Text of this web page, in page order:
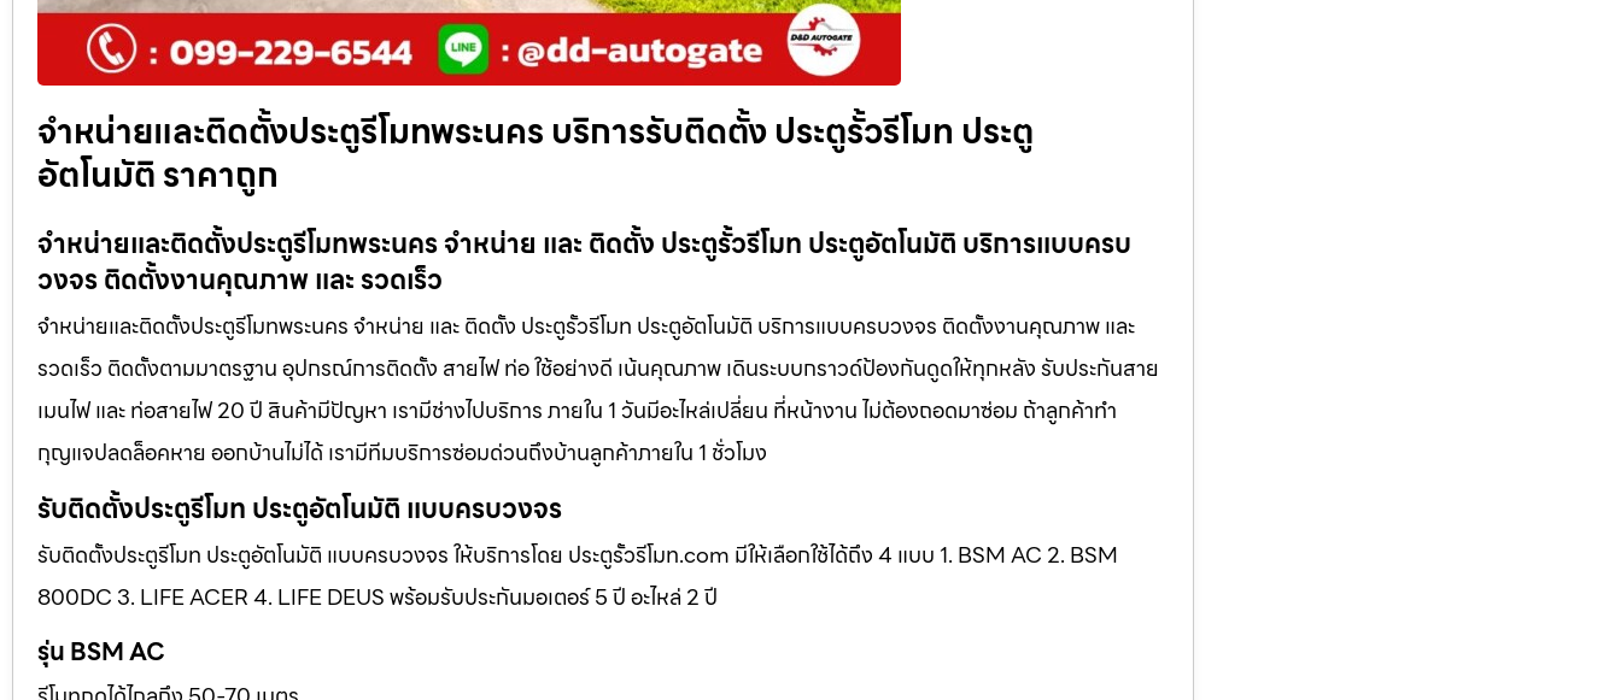
จำหน่ายและติดตั้งประตูรีโมทพระนคร บริการรับติดตั้ง ประตูรั้วรีโมท ประตู
อัตโนมัติ ราคาถูก
จำหน่ายและติดตั้งประตูรีโมทพระนคร จำหน่าย และ ติดตั้ง ประตูรั้วรีโมท ประตูอัตโนมัติ บริการแบบครบ
วงจร ติดตั้งงานคุณภาพ และ รวดเร็ว
จำหน่ายและติดตั้งประตูรีโมทพระนคร จำหน่าย และ ติดตั้ง ประตูรั้วรีโมท ประตูอัตโนมัติ บริการแบบครบวงจร ติดตั้งงานคุณภาพ และ
รวดเร็ว ติดตั้งตามมาตรฐาน อุปกรณ์การติดตั้ง สายไฟ ท่อ ใช้อย่างดี เน้นคุณภาพ เดินระบบกราวด์ป้องกันดูดให้ทุกหลัง รับประกันสาย
เมนไฟ และ ท่อสายไฟ 20 ปี สินค้ามีปัญหา เรามีช่างไปบริการ ภายใน 1 วันมีอะไหล่เปลี่ยน ที่หน้างาน ไม่ต้องถอดมาซ่อม ถ้าลูกค้าทำ
กุญแจปลดล็อคหาย ออกบ้านไม่ได้ เรามีทีมบริการซ่อมด่วนถึงบ้านลูกค้าภายใน 1 ชั่วโมง
รับติดตั้งประตูรีโมท ประตูอัตโนมัติ แบบครบวงจร
รับติดตั้งประตูรีโมท ประตูอัตโนมัติ แบบครบวงจร ให้บริการโดย ประตูรั้วรีโมท.com มีให้เลือกใช้ได้ถึง 4 แบบ 1. BSM AC 2. BSM
800DC 3. LIFE ACER 4. LIFE DEUS พร้อมรับประกันมอเตอร์ 5 ปี อะไหล่ 2 ปี
รุ่น BSM AC